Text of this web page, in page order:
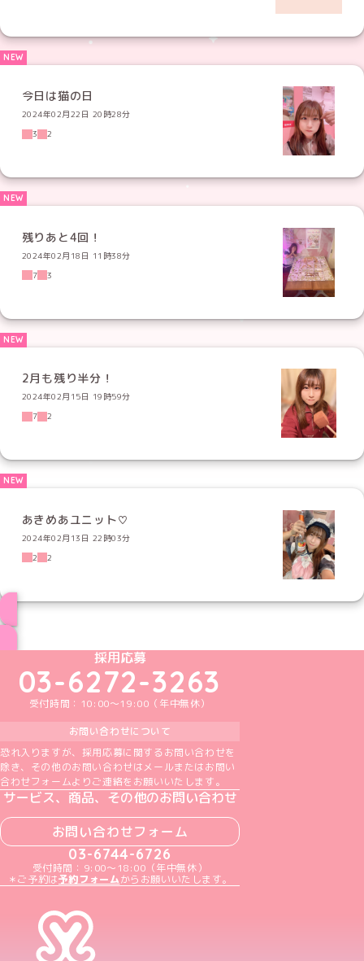
今日は猫の日
2024年02月22日 20時28分
3
2
残りあと4回！
2024年02月18日 11時38分
7
3
2月も残り半分！
2024年02月15日 19時59分
7
2
あきめあユニット♡
2024年02月13日 22時03分
2
2
めいどりーみんTikTok公式アカウント
めいどりーみんX公式アカウント
めいどりーみんInstagram公式アカウント
めいどりーみんFacebook公式アカウン
めいどりーみんYouTube公式アカ
採用応募
03-6272-3263
受付時間：10:00～19:00（年中無休）
お問い合わせについて
恐れ入りますが、採用応募に関するお問い合わせを
除き、その他のお問い合わせはメールまたはお問い
合わせフォームよりご連絡をお願いいたします。
サービス、商品、その他のお問い合わせ
お問い合わせフォーム
03-6744-6726
受付時間：9:00～18:00（年中無休）
＊ご予約は予約フォームからお願いいたします。